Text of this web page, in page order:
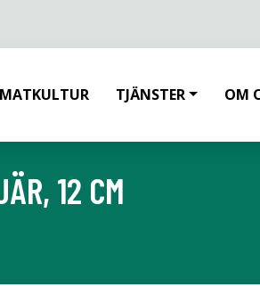
MATKULTUR TJÄNSTER OM
12 CM